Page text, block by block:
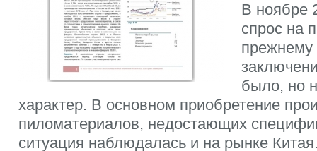
В ноябре
спрос на
прежнему
было, но
характер. В основном приобретение
пиломатериалов, недостающих
ситуация наблюдалась и на рынке